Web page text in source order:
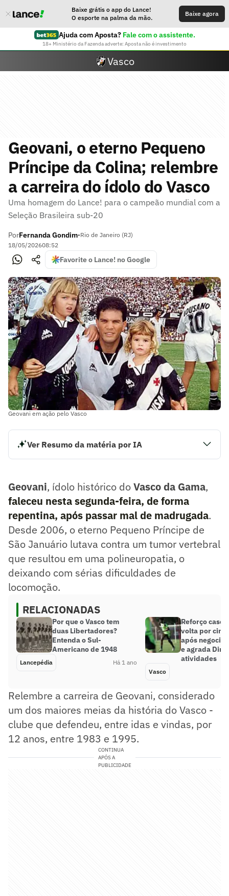
Baixe grátis o app do Lance!
O esporte na palma da mão.
Baixe agora
Ajuda com Aposta? Fale com o assistente.
18+ Ministério da Fazenda adverte: Aposta não é investimento
Vasco
Geovani, o eterno Pequeno
Príncipe da Colina; relembre
a carreira do ídolo do Vasco
Uma homagem do Lance! para o campeão mundial com a
Seleção Brasileira sub-20
PorFernanda Gondim•Rio de Janeiro (RJ)
18/05/202608:52
Favorite o Lance! no Google
Geovani em ação pelo Vasco
Ver Resumo da matéria por IA
Resumo supervisionado pelo jornalista!
Geovani, ídolo histórico doVasco da Gama,
faleceu nesta segunda-feira, de forma
repentina, após passar mal de madrugada.
Desde 2006, o eterno Pequeno Príncipe de
São Januário lutava contra um tumor vertebral
que resultou em uma polineuropatia, o
deixando com sérias dificuldades de
locomoção.
RELACIONADAS
Por que o Vasco tem
duas Libertadores?
Entenda o Sul-
Americano de 1948
Lancepédia Há 1 ano
Reforço
volta por
após
e agrada
atividades
Vasco
Relembre a carreira de Geovani, considerado
um dos maiores meias da história do Vasco -
clube que defendeu, entre idas e vindas, por
12 anos, entre 1983 e 1995.
CONTINUA
APÓS A
PUBLICIDADE